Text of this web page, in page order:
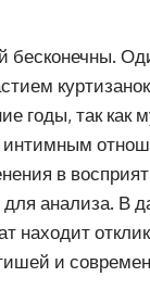
годы, так
интимным
в
анализа. В
находит
и